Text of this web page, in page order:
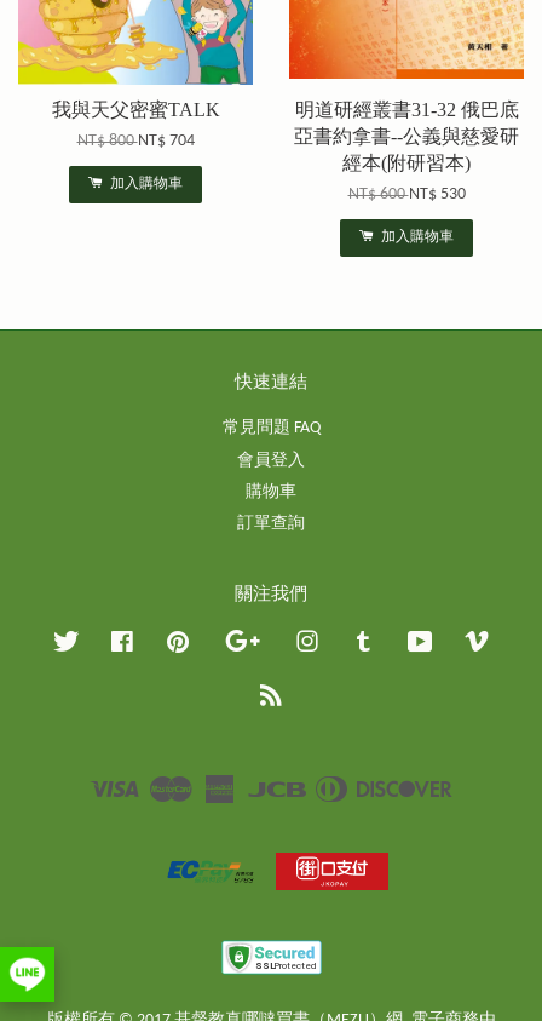
我與天父密蜜TALK
NT$ 800NT$ 704
加入購物車
明道研經叢書31-32 俄巴底
亞書約拿書--公義與慈愛研
經本(附研習本)
NT$ 600NT$ 530
加入購物車
快速連結
常見問題 FAQ
會員登入
購物車
訂單查詢
關注我們
Twitter Facebook Pinterest Google InstagramTumblr YouTube
Visa Master
American
JCB
Diners